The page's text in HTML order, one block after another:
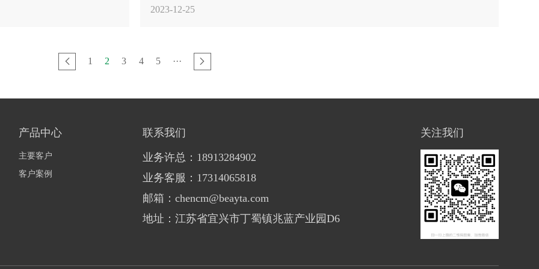
2023-12-25
1 2 3 4 5 ···
产品中心
主要客户
客户案例
联系我们
业务许总：18913284902
业务客服：17314065818
邮箱：chencm@beayta.com
地址：江苏省宜兴市丁蜀镇兆蓝产业园D6
关注我们